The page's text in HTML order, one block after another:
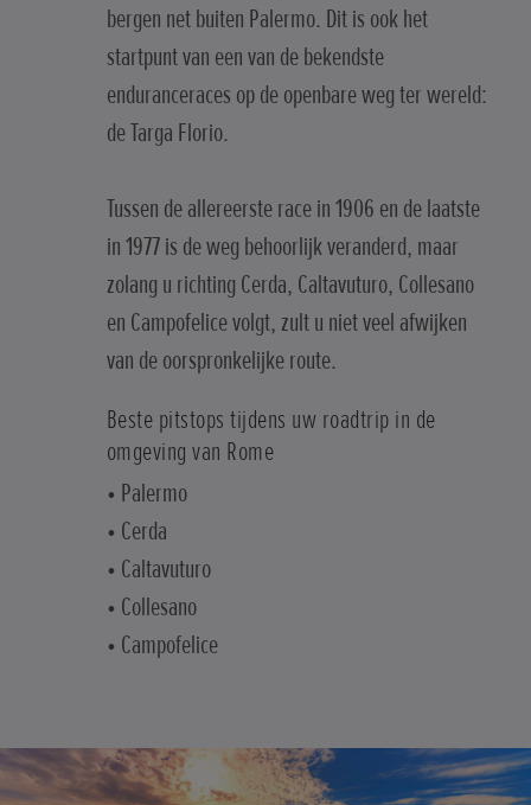
bergen net buiten Palermo. Dit is ook het
startpunt van een van de bekendste
enduranceraces op de openbare weg ter wereld:
de Targa Florio.
Tussen de allereerste race in 1906 en de laatste
in 1977 is de weg behoorlijk veranderd, maar
zolang u richting Cerda, Caltavuturo, Collesano
en Campofelice volgt, zult u niet veel afwijken
van de oorspronkelijke route.
Beste pitstops tijdens uw roadtrip in de
omgeving van Rome
• Palermo
• Cerda
• Caltavuturo
• Collesano
• Campofelice